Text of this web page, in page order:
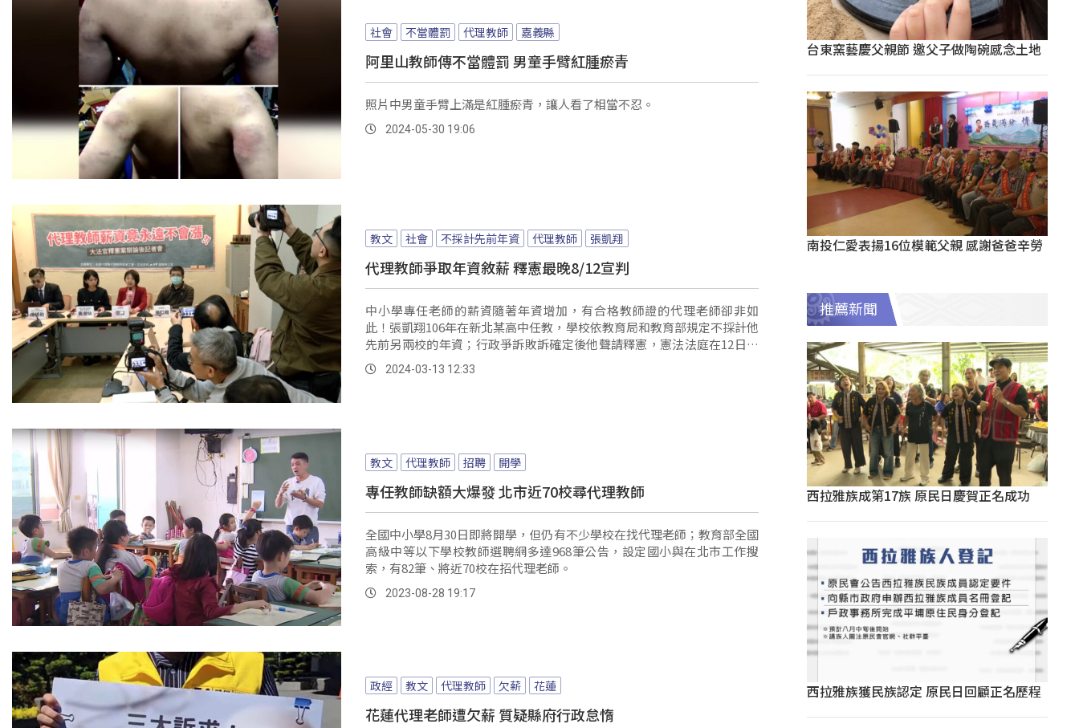
社會 不當體罰 代理教師 嘉義縣
阿里山教師傳不當體罰 男童手臂紅腫瘀青
照片中男童手臂上滿是紅腫瘀青，讓人看了相當不忍。
2024-05-30 19:06
教文 社會 不採計先前年資 代理教師 張凱翔
代理教師爭取年資敘薪 釋憲最晚8/12宣判
中小學專任老師的薪資隨著年資增加，有合格教師證的代理老師卻非如
此！張凱翔106年在新北某高中任教，學校依教育局和教育部規定不採計他
先前另兩校的年資；行政爭訴敗訴確定後他聲請釋憲，憲法法庭在12日進
行言詞辯論。
2024-03-13 12:33
教文 代理教師 招聘 開學
專任教師缺額大爆發 北市近70校尋代理教師
全國中小學8月30日即將開學，但仍有不少學校在找代理老師；教育部全國
高級中等以下學校教師選聘網多達968筆公告，設定國小與在北市工作搜
索，有82筆、將近70校在招代理老師。
2023-08-28 19:17
政經 教文 代理教師 欠薪 花蓮
花蓮代理老師遭欠薪 質疑縣府行政怠惰
台東窯藝慶父親節 邀父子做陶碗感念土地
南投仁愛表揚16位模範父親 感謝爸爸辛勞
推薦新聞
西拉雅族成第17族 原民日慶賀正名成功
西拉雅族獲民族認定 原民日回顧正名歷程